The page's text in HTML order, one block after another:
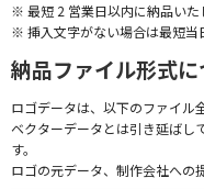
※ 最短 2 営業日以内に納品いた
※ 挿入文字がない場合は最短当
納品ファイル形式に
ロゴデータは、以下のファイル
ベクターデータとは引き延ばし
す。
ロゴの元データ、制作会社への